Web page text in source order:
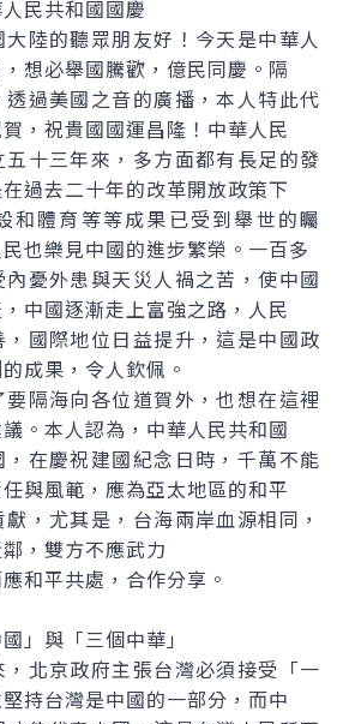
民共和國國慶
聽眾朋友好！今天是中華人
想必舉國騰歡，億民同慶。隔
過美國之音的廣播，本人特此代
，祝貴國國運昌隆！中華人民
十三年來，多方面都有長足的發
過去二十年的改革開放政策下
體育等等成果已受到舉世的矚
也樂見中國的進步繁榮。一百多
憂外患與天災人禍之苦，使中國
中國逐漸走上富強之路，人民
國際地位日益提升，這是中國政
成果，令人欽佩。
向各位道賀外，也想在這裡
。本人認為，中華人民共和國
在慶祝建國紀念日時，千萬不能
與風範，應為亞太地區的和平
尤其是，台海兩岸血源相同，
，雙方不應武力
共處，合作分享。
與「三個中華」
政府主張台灣必須接受「一
持台灣是中國的一部分，而中